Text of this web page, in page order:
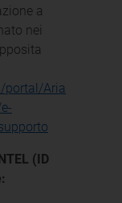
a
nei
portal/Aria
(ID